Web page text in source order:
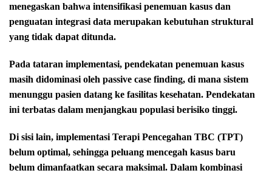
menegaskan bahwa intensifikasi penemuan kasus dan
penguatan integrasi data merupakan kebutuhan struktural
yang tidak dapat ditunda.
Pada tataran implementasi, pendekatan penemuan kasus
masih didominasi oleh passive case finding, di mana sistem
menunggu pasien datang ke fasilitas kesehatan. Pendekatan
ini terbatas dalam menjangkau populasi berisiko tinggi.
Di sisi lain, implementasi Terapi Pencegahan TBC (TPT)
belum optimal, sehingga peluang mencegah kasus baru
belum dimanfaatkan secara maksimal. Dalam kombinasi